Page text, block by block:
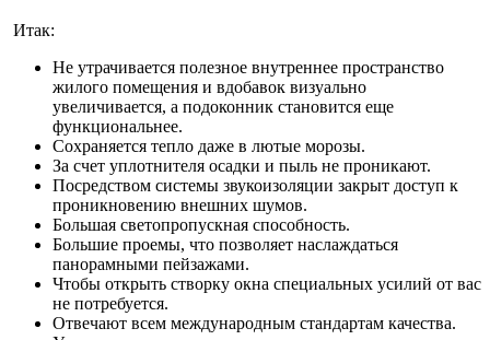
Итак:
Не утрачивается полезное внутреннее пространство
жилого помещения и вдобавок визуально
увеличивается, а подоконник становится еще
функциональнее.
Сохраняется тепло даже в лютые морозы.
За счет уплотнителя осадки и пыль не проникают.
Посредством системы звукоизоляции закрыт доступ к
проникновению внешних шумов.
Большая светопропускная способность.
Большие проемы, что позволяет наслаждаться
панорамными пейзажами.
Чтобы открыть створку окна специальных усилий от вас
не потребуется.
Отвечают всем международным стандартам качества.